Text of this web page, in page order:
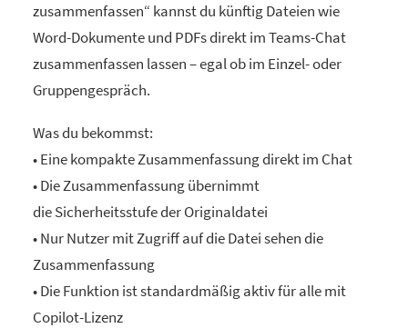
zusammenfassen“ kannst du künftig Dateien wie
Word-Dokumente und PDFs direkt im Teams-Chat
zusammenfassen lassen – egal ob im Einzel- oder
Gruppengespräch.
Was du bekommst:
• Eine kompakte Zusammenfassung direkt im Chat
• Die Zusammenfassung übernimmt
die Sicherheitsstufe der Originaldatei
• Nur Nutzer mit Zugriff auf die Datei sehen die
Zusammenfassung
• Die Funktion ist standardmäßig aktiv für alle mit
Copilot-Lizenz